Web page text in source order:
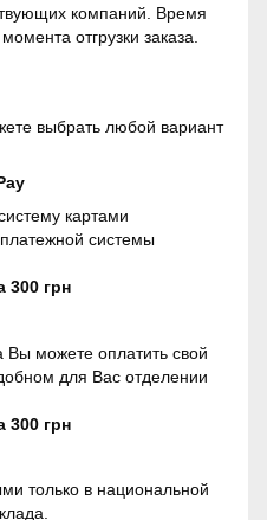
компаний. Время
отгрузки заказа.
выбрать любой вариант
картами
системы
300 грн
Вы можете оплатить свой
для Вас отделении
300 грн
только в национальной